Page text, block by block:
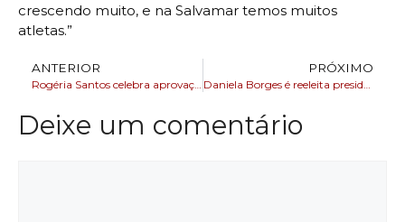
crescendo muito, e na Salvamar temos muitos
atletas.”
ANTERIOR PRÓXIMO
Deixe um comentário